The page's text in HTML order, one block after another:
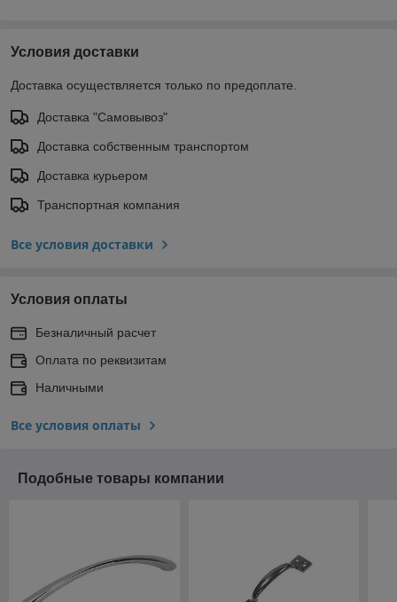
Условия доставки
Доставка осуществляется только по предоплате.
Доставка "Самовывоз"
Доставка собственным транспортом
Доставка курьером
Транспортная компания
Все условия доставки
Условия оплаты
Безналичный расчет
Оплата по реквизитам
Наличными
Все условия оплаты
Подобные товары компании